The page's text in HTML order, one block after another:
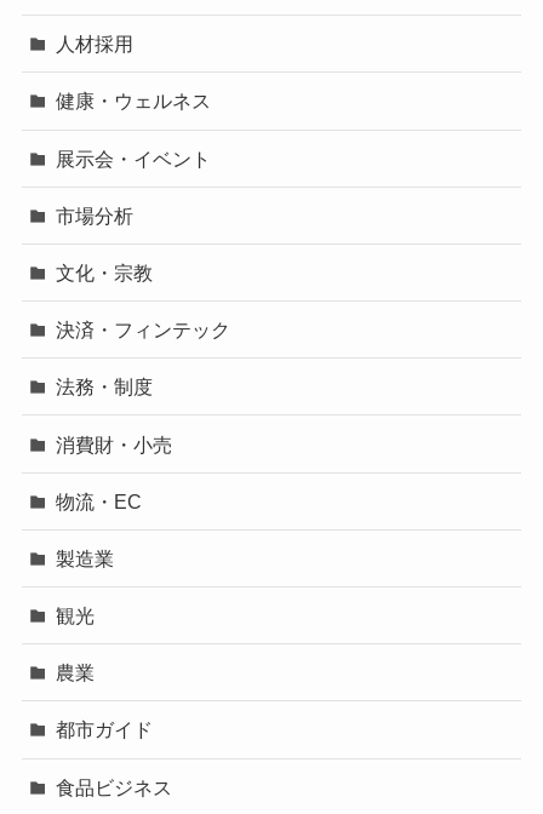
人材採用
健康・ウェルネス
展示会・イベント
市場分析
文化・宗教
決済・フィンテック
法務・制度
消費財・小売
物流・EC
製造業
観光
農業
都市ガイド
食品ビジネス